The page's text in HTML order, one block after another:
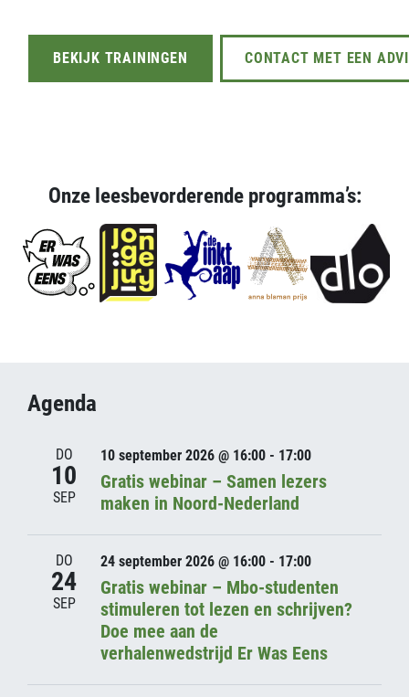
BEKIJK TRAININGEN CONTACT MET EEN
Onze leesbevorderende programma’s:
Agenda
DO
10
SEP
10 september 2026 @ 16:00 - 17:00
Gratis webinar – Samen lezers
maken in Noord-Nederland
DO
24
SEP
24 september 2026 @ 16:00 - 17:00
Gratis webinar – Mbo-studenten
stimuleren tot lezen en schrijven?
Doe mee aan de
verhalenwedstrijd Er Was Eens